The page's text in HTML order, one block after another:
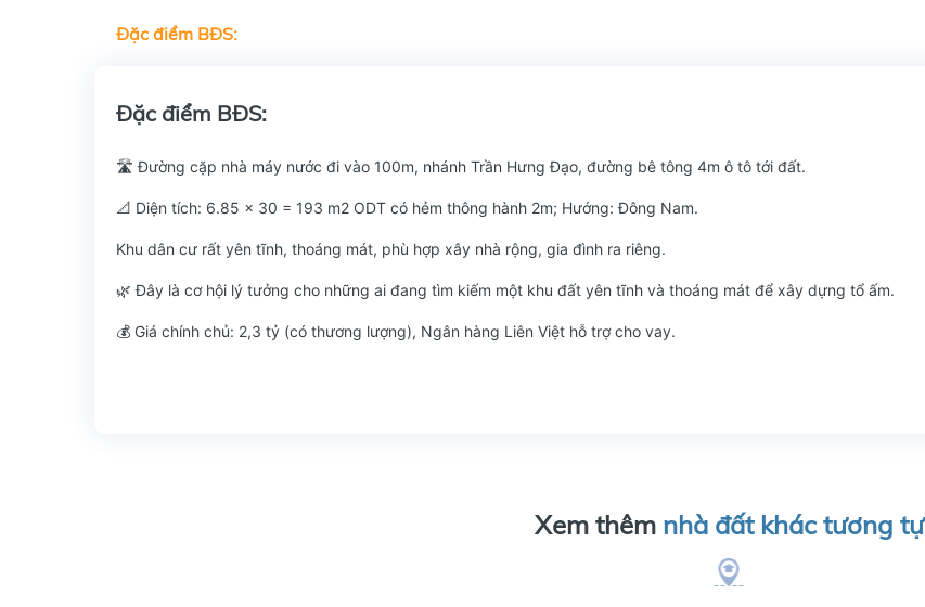
Đặc điểm BĐS:
Đặc điểm BĐS:
🛣 Đường cặp nhà máy nước đi vào 100m, nhánh Trần Hưng Đạo, đường bê tông 4m ô tô tới đất.
📐 Diện tích: 6.85 x 30 = 193 m2 ODT có hẻm thông hành 2m; Hướng: Đông Nam.
Khu dân cư rất yên tĩnh, thoáng mát, phù hợp xây nhà rộng, gia đình ra riêng.
🌿 Đây là cơ hội lý tưởng cho những ai đang tìm kiếm một khu đất yên tĩnh và thoáng mát để xây dựng tổ ấm.
💰 Giá chính chủ: 2,3 tỷ (có thương lượng), Ngân hàng Liên Việt hỗ trợ cho vay.
Xem thêm nhà đất khác tương tự